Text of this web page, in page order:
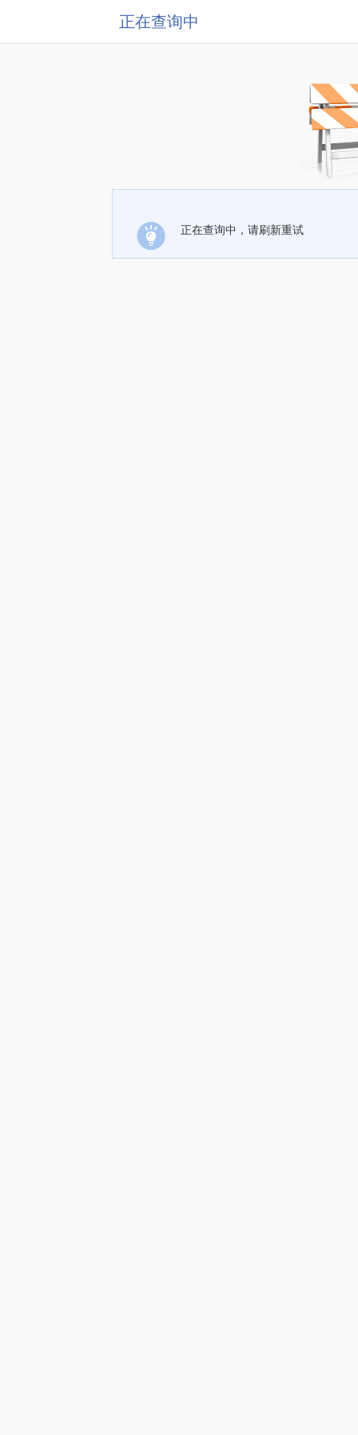
正在查询中
正在查询中，请刷新重试